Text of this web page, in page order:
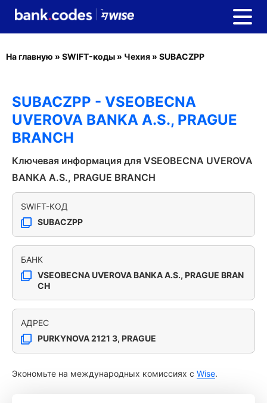
На главную » SWIFT-коды » Чехия » SUBACZPP
SUBACZPP - VSEOBECNA
UVEROVA BANKA A.S., PRAGUE
BRANCH
Ключевая информация для VSEOBECNA UVEROVA
BANKA A.S., PRAGUE BRANCH
SWIFT-КОД
SUBACZPP
БАНК
VSEOBECNA UVEROVA BANKA A.S., PRAGUE BRAN
CH
АДРЕС
PURKYNOVA 2121 3, PRAGUE
Экономьте на международных комиссиях с Wise.